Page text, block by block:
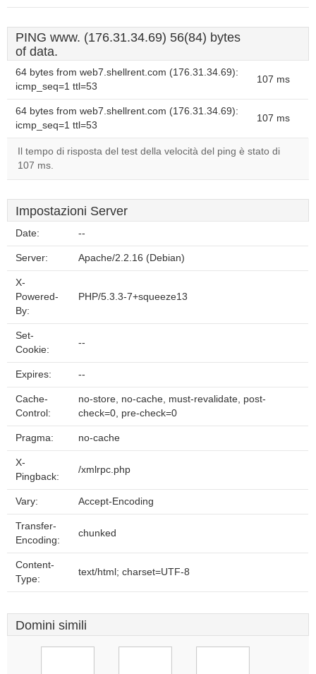
PING www. (176.31.34.69) 56(84) bytes
of data.
64 bytes from web7.shellrent.com (176.31.34.69):
icmp_seq=1 ttl=53
107 ms
64 bytes from web7.shellrent.com (176.31.34.69):
icmp_seq=1 ttl=53
107 ms
Il tempo di risposta del test della velocità del ping è stato di
107 ms.
Impostazioni Server
Date: --
Server: Apache/2.2.16 (Debian)
X-
Powered-
By:
PHP/5.3.3-7+squeeze13
Set-
Cookie:
--
Expires: --
Cache-
Control:
no-store, no-cache, must-revalidate, post-
check=0, pre-check=0
Pragma: no-cache
X-
Pingback:
/xmlrpc.php
Vary: Accept-Encoding
Transfer-
Encoding:
chunked
Content-
Type:
text/html; charset=UTF-8
Domini simili